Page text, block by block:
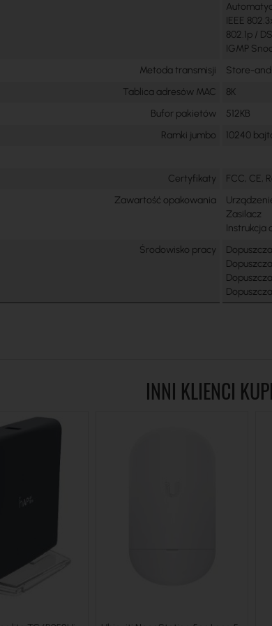
IEEE
802.1p /
IGMP
Metoda transmisji
Store-
Tablica adresów MAC
8K
Bufor pakietów
512KB
Ramki jumbo
10240
Certyfikaty
FCC, CE,
Zawartość opakowania
Zasilacz
Instrukcja
Środowisko pracy
INNI KLIENCI